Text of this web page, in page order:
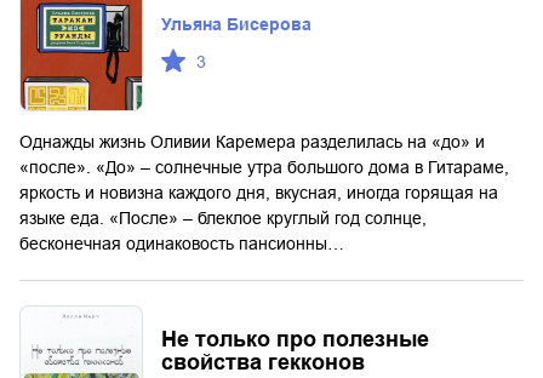
Ульяна Бисерова
3
Однажды жизнь Оливии Каремера разделилась на «до» и
«после». «До» – солнечные утра большого дома в Гитараме,
яркость и новизна каждого дня, вкусная, иногда горящая на
языке еда. «После» – блеклое круглый год солнце,
бесконечная одинаковость пансионны…
Не только про полезные
свойства гекконов